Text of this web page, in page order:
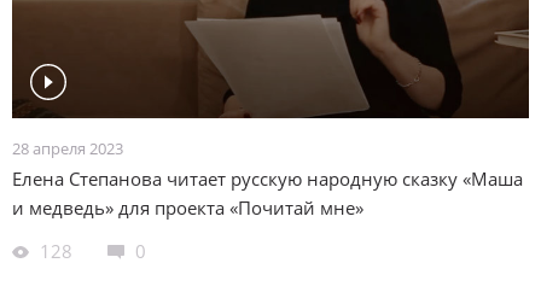
28 апреля 2023
Елена Степанова читает русскую народную сказку «Маша
и медведь» для проекта «Почитай мне»
128
0